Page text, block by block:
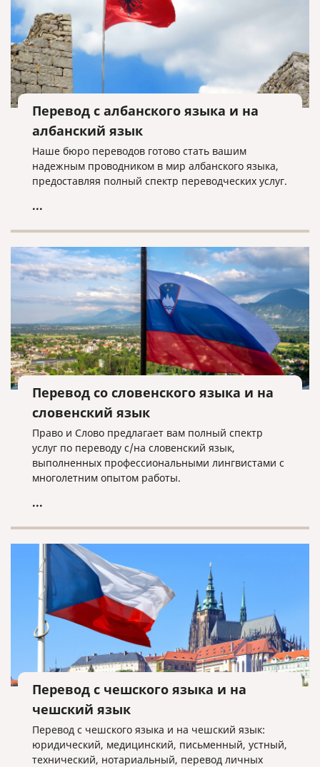
Перевод с албанского языка и на
албанский язык
Наше бюро переводов готово стать вашим
надежным проводником в мир албанского языка,
предоставляя полный спектр переводческих услуг.
...
Перевод со словенского языка и на
словенский язык
Право и Слово предлагает вам полный спектр
услуг по переводу с/на словенский язык,
выполненных профессиональными лингвистами с
многолетним опытом работы.
...
Перевод с чешского языка и на
чешский язык
Перевод с чешского языка и на чешский язык:
юридический, медицинский, письменный, устный,
технический, нотариальный, перевод личных